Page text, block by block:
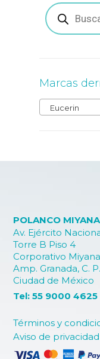
Búsqueda
de
productos
Marcas
Eucerin
POLANCO MIYANA
Av. Ejército
Torre B Piso 4
Corporativo Miyana
Amp. Granada, C.
Ciudad de México
Términos y
Aviso de privacidad
Tel: 55 9000 4625